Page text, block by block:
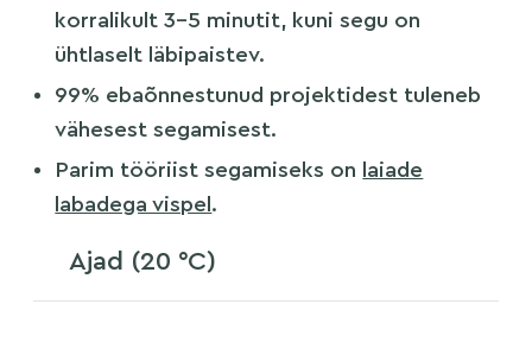
korralikult 3–5 minutit, kuni segu on
ühtlaselt läbipaistev.
99% ebaõnnestunud projektidest tuleneb
vähesest segamisest.
Parim tööriist segamiseks on laiade
labadega vispel .
Ajad (20 °C)